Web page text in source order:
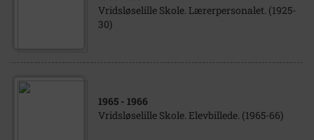
Vridsløselille Skole. Lærerpersonalet. (1925-
30)
1965 - 1966
Vridsløselille Skole. Elevbillede. (1965-66)